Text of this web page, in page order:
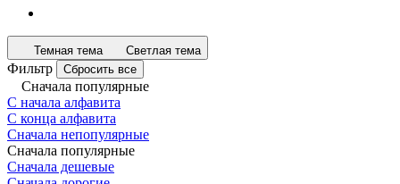
Темная тема Светлая тема
Фильтр Сбросить все
Сначала популярные
С начала алфавита
С конца алфавита
Сначала непопулярные
Сначала популярные
Сначала дешевые